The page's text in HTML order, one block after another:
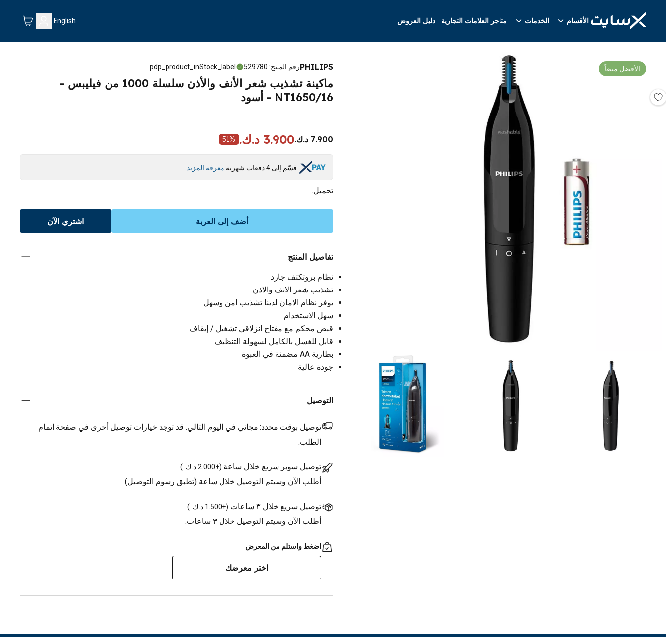
الأقسام الخدمات متاجر العلامات التجارية دليل العروض English
الأفضل مبيعاً PHILIPSرقم المنتج:
529780
pdp_product_inStock_label
ماكينة تشذيب شعر الأنف والأذن سلسلة 1000 من فيليبس -
NT1650/16 - أسود
7.900 د.ك. 3.900 د.ك. 51%
قسّم إلى 4 دفعات شهرية معرفة المزيد
تحميل..
أضف إلى العربة اشتري الآن
تفاصيل المنتج
نظام بروتكتف جارد
تشذيب شعر الانف والاذن
يوفر نظام الامان لدينا تشذيب امن وسهل
سهل الاستخدام
قبض محكم مع مفتاح انزلاقي تشغيل / إيقاف
قابل للغسل بالكامل لسهولة التنظيف
بطارية AA مضمنة في العبوة
جودة عالية
التوصيل
توصيل بوقت محدد: مجاني في اليوم التالي. قد توجد خيارات توصيل أخرى في صفحة اتمام
الطلب.
توصيل سوبر سريع خلال ساعة (+2.000 د.ك. )
أطلب الآن وسيتم التوصيل خلال ساعة (تطبق رسوم التوصيل)
توصيل سريع خلال ٣ ساعات (+1.500 د.ك. )
أطلب الآن وسيتم التوصيل خلال ٣ ساعات.
اضغط واستلم من المعرض
اختر معرضك